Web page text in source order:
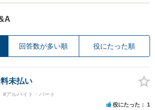
回答数が多い順 役にたった順
未払い
#アルバイト・パート
役にたった 1